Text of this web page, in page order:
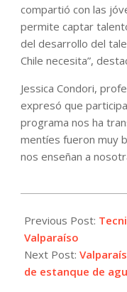
compartió con las
permite captar
del desarrollo del
Chile necesita”,
Jessica Condori,
expresó que
programa nos ha
mentíes fueron muy
nos enseñan a
11-
07
Previous Post:
Valparaíso
Next Post:
de estanque de